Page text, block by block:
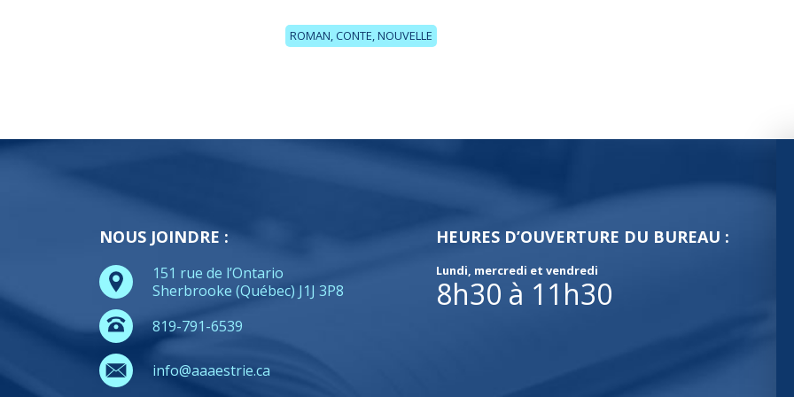
ROMAN, CONTE, NOUVELLE
NOUS JOINDRE :
151 rue de l’Ontario
Sherbrooke (Québec) J1J 3P8
819-791-6539
info@aaaestrie.ca
HEURES D’OUVERTURE DU BUREAU :
Lundi, mercredi et vendredi
8h30 à 11h30